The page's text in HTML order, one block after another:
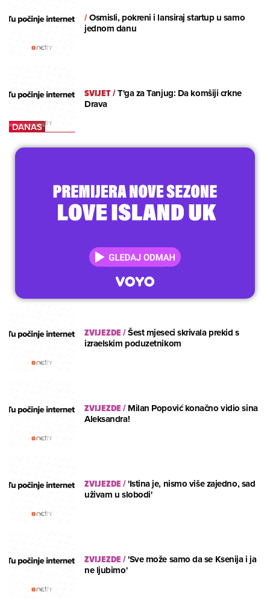
/Osmisli, pokreni i lansiraj startup u samo
jednom danu
SVIJET/T'ga za Tanjug: Da komšiji crkne
Drava
ZVIJEZDE/Šest mjeseci skrivala prekid s
izraelskim poduzetnikom
ZVIJEZDE/Milan Popović konačno vidio sina
Aleksandra!
ZVIJEZDE/'Istina je, nismo više zajedno, sad
uživam u slobodi'
ZVIJEZDE/'Sve može samo da se Ksenija i ja
ne ljubimo'